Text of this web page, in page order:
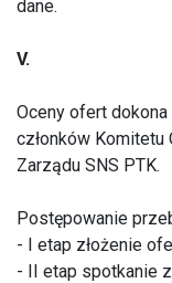
dane.
V.
Oceny ofert
członków Komitetu
Zarządu SNS PTK.
Postępowanie
- I etap złożenie
- II etap spotkanie